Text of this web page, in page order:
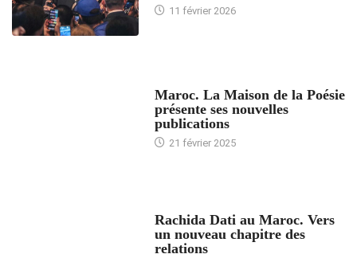
11 février 2026
Maroc. La Maison de la Poésie
présente ses nouvelles
publications
21 février 2025
Rachida Dati au Maroc. Vers
un nouveau chapitre des
relations